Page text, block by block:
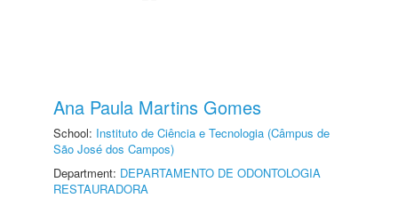
Ana Paula Martins Gomes
School: Instituto de Ciência e Tecnologia (Câmpus de
São José dos Campos)
Department: DEPARTAMENTO DE ODONTOLOGIA
RESTAURADORA